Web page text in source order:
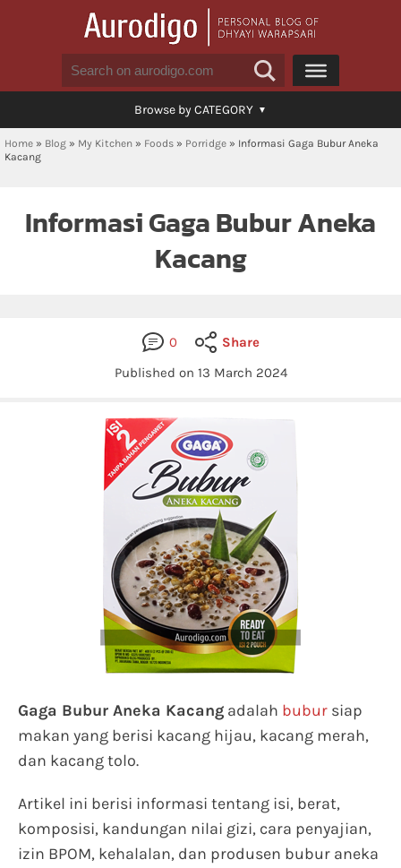
Browse by CATEGORY
Home » Blog » My Kitchen » Foods » Porridge » Informasi Gaga Bubur Aneka
Kacang
Informasi Gaga Bubur Aneka
Kacang
0
Share
Published on 13 March 2024
Gaga Bubur Aneka Kacang adalah bubur siap
makan yang berisi kacang hijau, kacang merah,
dan kacang tolo.
Artikel ini berisi informasi tentang isi, berat,
komposisi, kandungan nilai gizi, cara penyajian,
izin BPOM, kehalalan, dan produsen bubur aneka